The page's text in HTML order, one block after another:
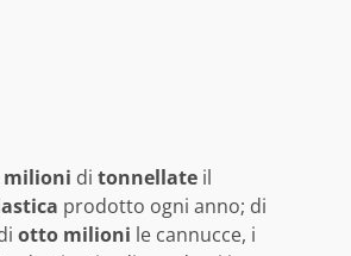
milioni di tonnellate il
prodotto ogni anno; di
otto milioni le cannucce, i